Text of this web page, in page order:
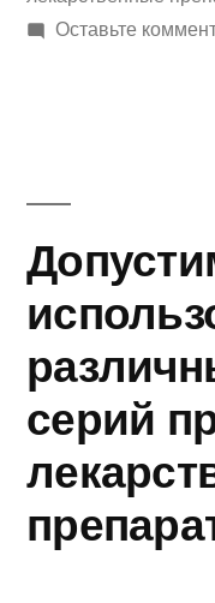
Оставьте
серий